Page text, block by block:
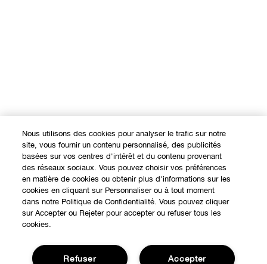
Nous utilisons des cookies pour analyser le trafic sur notre
site, vous fournir un contenu personnalisé, des publicités
basées sur vos centres d'intérêt et du contenu provenant
des réseaux sociaux. Vous pouvez choisir vos préférences
en matière de cookies ou obtenir plus d'informations sur les
cookies en cliquant sur Personnaliser ou à tout moment
dans notre Politique de Confidentialité. Vous pouvez cliquer
sur Accepter ou Rejeter pour accepter ou refuser tous les
cookies.
Accepter
Refuser